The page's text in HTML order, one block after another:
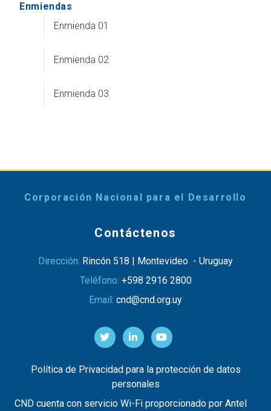
Enmiendas
Enmienda 01
Enmienda 02
Enmienda 03
Corporación Nacional para el Desarrollo
Contáctenos
Dirección: Rincón 518 | Montevideo - Uruguay
Teléfono: +598 2916 2800
Email: cnd@cnd.org.uy
Política de Privacidad para la protección de datos
personales
CND cuenta con servicio Wi-Fi proporcionado por Antel